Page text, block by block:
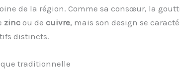
de la région. Comme sa consœur, la
zincou de cuivre, mais son design se
distincts.
traditionnelle